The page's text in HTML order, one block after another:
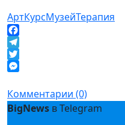
АртКурсМузейТерапия
Facebook
Telegram
Twitter
Комментарии (0)
BigNews в Telegram